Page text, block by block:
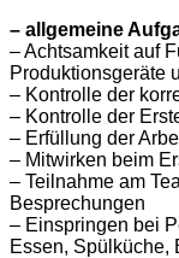
– allgemeine
– Achtsamkeit auf
Produktionsgeräte
– Kontrolle der
– Kontrolle der
– Erfüllung der
– Mitwirken beim
– Teilnahme am
Besprechungen
– Einspringen bei
Essen, Spülküche,